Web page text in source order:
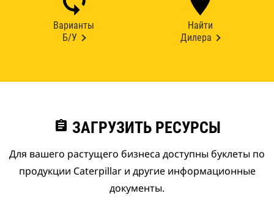
Варианты
Б/У
Найти
Дилера
assignment ЗАГРУЗИТЬ РЕСУРСЫ
Для вашего растущего бизнеса доступны буклеты по
продукции Caterpillar и другие информационные
документы.